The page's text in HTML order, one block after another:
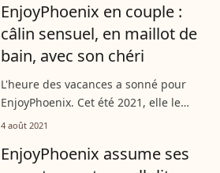
EnjoyPhoenix en couple :
câlin sensuel, en maillot de
bain, avec son chéri
L'heure des vacances a sonné pour
EnjoyPhoenix. Cet été 2021, elle le
passe en Espagne, à Ibiza, en très
PFR, est effectivement à ses côtés.
4 août 2021
EnjoyPhoenix assume ses